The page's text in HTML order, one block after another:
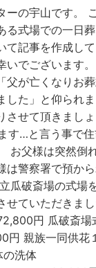
ーの宇山です。
る式場での一日
て記事を作成し
いでございます
父が亡くなりお
した」と仰られ
させて頂きまし
す…と言う事で住
お父様は突然倒
は警察署で預か
瓜破斎場の式場
せていただきま
円 瓜破斎場
親族一同
身体の洗体